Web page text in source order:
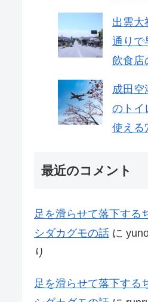
出雲大
通りで
飲食店
成田空
のトイ
使える
最近のコメント
足を滑らせて落下する
シダカグモの話 に
り
足を滑らせて落下する